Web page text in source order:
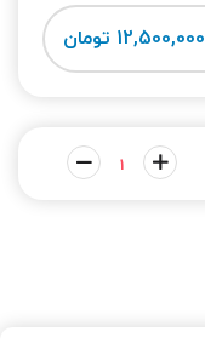
12,500,000 تومان